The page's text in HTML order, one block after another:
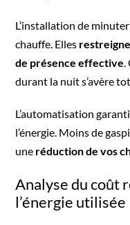
L’installation de
chauffe. Elles
de présence effective.
durant la nuit s’avère
L’automatisation
l’énergie. Moins de
une réduction de vos
Analyse du coût
l’énergie utilisée